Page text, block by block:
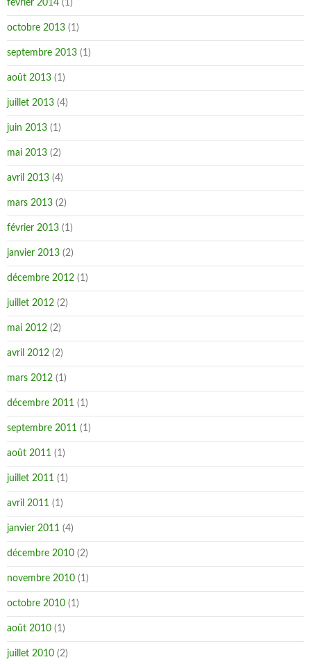
février 2014 (1)
octobre 2013 (1)
septembre 2013 (1)
août 2013 (1)
juillet 2013 (4)
juin 2013 (1)
mai 2013 (2)
avril 2013 (4)
mars 2013 (2)
février 2013 (1)
janvier 2013 (2)
décembre 2012 (1)
juillet 2012 (2)
mai 2012 (2)
avril 2012 (2)
mars 2012 (1)
décembre 2011 (1)
septembre 2011 (1)
août 2011 (1)
juillet 2011 (1)
avril 2011 (1)
janvier 2011 (4)
décembre 2010 (2)
novembre 2010 (1)
octobre 2010 (1)
août 2010 (1)
juillet 2010 (2)